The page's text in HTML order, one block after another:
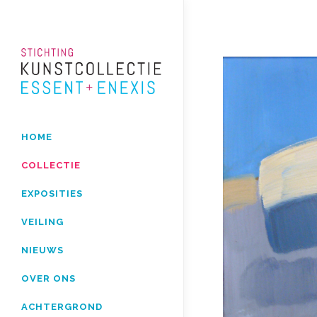
HOME
COLLECTIE
EXPOSITIES
VEILING
NIEUWS
OVER ONS
ACHTERGROND